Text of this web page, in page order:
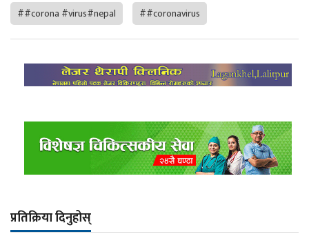
##corona #virus#nepal ##coronavirus
प्रतिक्रिया दिनुहोस्